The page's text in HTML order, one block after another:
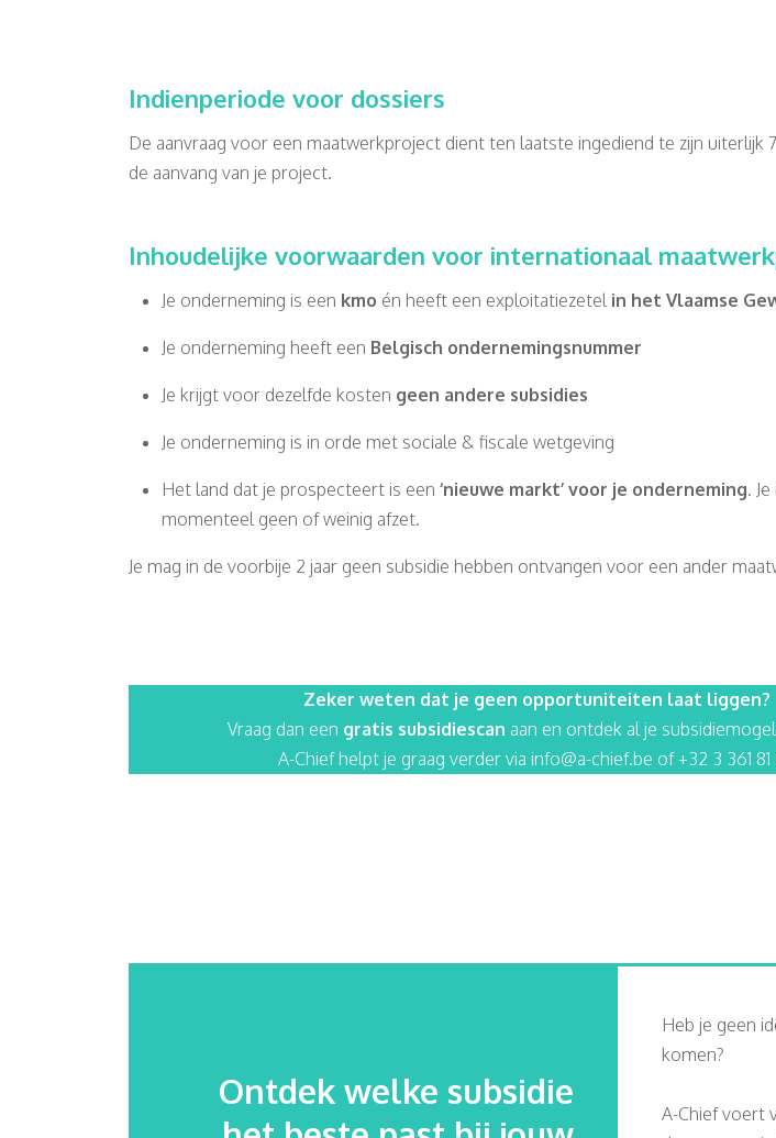
Indienperiode voor dossiers
De aanvraag voor een maatwerkproject dient ten laatste ingediend te zijn uiterlijk
de aanvang van je project.
Inhoudelijke voorwaarden voor internationaal
Je onderneming is een kmo én heeft een exploitatiezetel in het Vlaamse
Je onderneming heeft een Belgisch ondernemingsnummer
Je krijgt voor dezelfde kosten geen andere subsidies
Je onderneming is in orde met sociale & fiscale wetgeving
Het land dat je prospecteert is een ‘nieuwe markt’ voor je onderneming.
momenteel geen of weinig afzet.
Je mag in de voorbije 2 jaar geen subsidie hebben ontvangen voor een ander
Zeker weten dat je geen opportuniteiten laat liggen?
Vraag dan een gratis subsidiescan aan en ontdek al je
A-Chief helpt je graag verder via info@a-chief.be of +32 3 361 81
Ontdek welke subsidie
Heb je geen
komen?
A-Chief voert